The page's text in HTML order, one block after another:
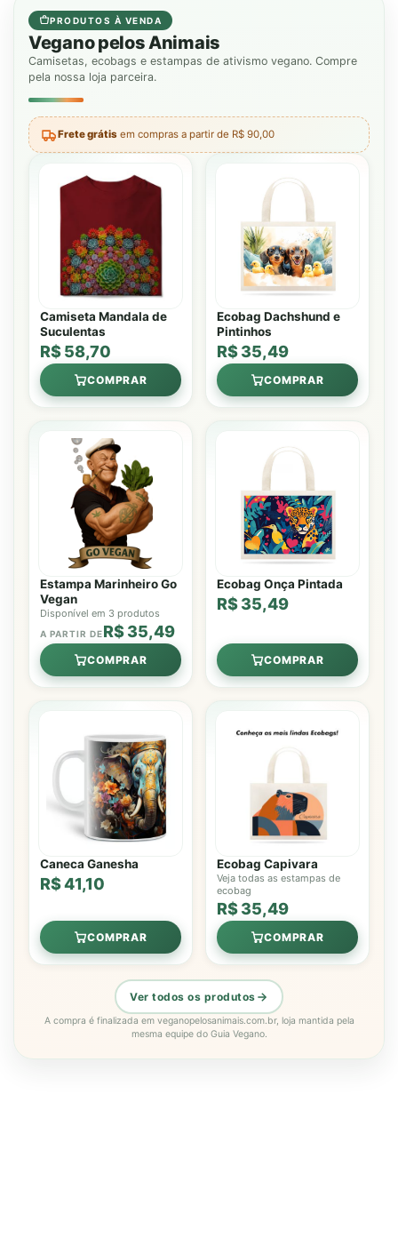
PRODUTOS À VENDA
Vegano pelos Animais
Camisetas, ecobags e estampas de ativismo vegano. Compre
pela nossa loja parceira.
Frete grátis em compras a partir de R$ 90,00
Camiseta Mandala de
Suculentas
R$ 58,70
COMPRAR
Ecobag Dachshund e
Pintinhos
R$ 35,49
COMPRAR
Estampa Marinheiro Go
Vegan
Disponível em 3 produtos
A PARTIR DER$ 35,49
COMPRAR
Ecobag Onça Pintada
R$ 35,49
COMPRAR
Caneca Ganesha
R$ 41,10
COMPRAR
Ecobag Capivara
Veja todas as estampas de
ecobag
R$ 35,49
COMPRAR
Ver todos os produtos
A compra é finalizada em veganopelosanimais.com.br, loja mantida pela
mesma equipe do Guia Vegano.